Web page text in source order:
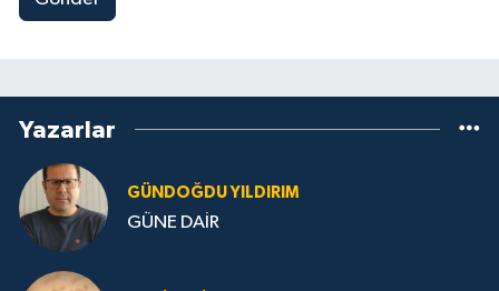
Yazarlar
GÜNDOĞDU YILDIRIM
GÜNE DAİR